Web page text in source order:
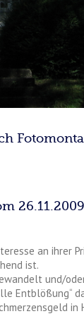
an ihrer
ist.
und/
Entblößung“
in